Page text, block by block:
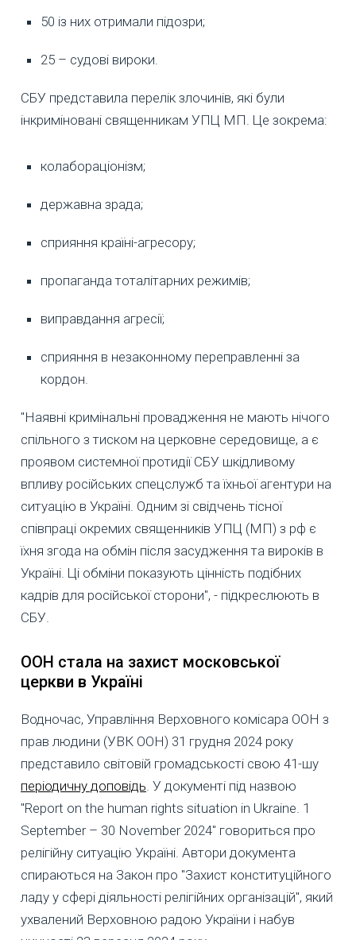
50 із них отримали підозри;
25 – судові вироки.
СБУ представила перелік злочинів, які були
інкриміновані священникам УПЦ МП. Це зокрема:
колабораціонізм;
державна зрада;
сприяння країні-агресору;
пропаганда тоталітарних режимів;
виправдання агресії;
сприяння в незаконному переправленні за
кордон.
"Наявні кримінальні провадження не мають нічого
спільного з тиском на церковне середовище, а є
проявом системної протидії СБУ шкідливому
впливу російських спецслужб та їхньої агентури на
ситуацію в Україні. Одним зі свідчень тісної
співпраці окремих священників УПЦ (МП) з рф є
їхня згода на обмін після засудження та вироків в
Україні. Ці обміни показують цінність подібних
кадрів для російської сторони", - підкреслюють в
СБУ.
ООН стала на захист московської
церкви в Україні
Водночас, Управління Верховного комісара ООН з
прав людини (УВК ООН) 31 грудня 2024 року
представило світовій громадськості свою 41-шу
періодичну доповідь . У документі під назвою
"Report on the human rights situation in Ukraine. 1
September – 30 November 2024" говориться про
релігійну ситуацію Україні. Автори документа
спираються на Закон про "Захист конституційного
ладу у сфері діяльності релігійних організацій", який
ухвалений Верховною радою України і набув